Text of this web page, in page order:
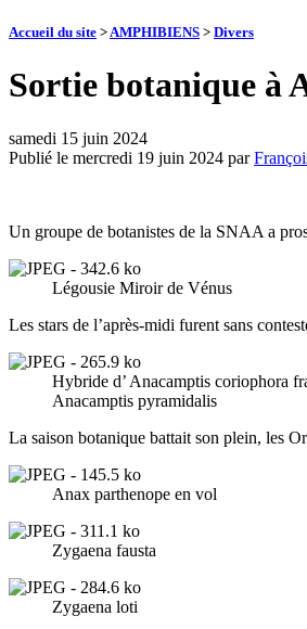
Accueil du site >AMPHIBIENS > Divers
Sortie botanique à
samedi 15 juin 2024
Publié le mercredi 19 juin 2024 par
Un groupe de botanistes de la SNAA a
Légousie Miroir de Vénus
Les stars de l’après-midi furent sans
Hybride d’ Anacamptis coriophora
Anacamptis pyramidalis
La saison botanique battait son plein, les
Anax parthenope en vol
Zygaena fausta
Zygaena loti